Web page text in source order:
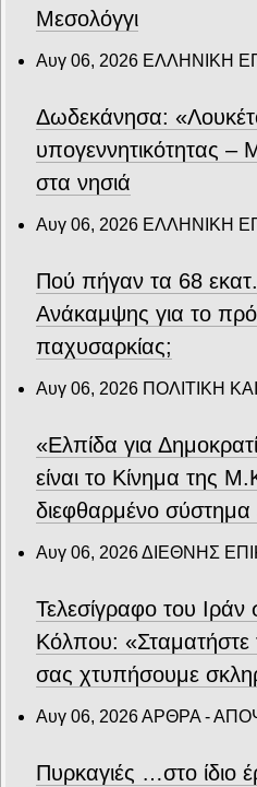
Μεσολόγγι
Αυγ 06, 2026 ΕΛΛΗΝΙΚΗ
Δωδεκάνησα:
υπογεννητικότητας –
στα νησιά
Αυγ 06, 2026 ΕΛΛΗΝΙΚΗ
Πού πήγαν τα 68
Ανάκαμψης για το
παχυσαρκίας;
Αυγ 06, 2026 ΠΟΛΙΤΙΚΗ
«Ελπίδα για
είναι το Κίνημα της
διεφθαρμένο σύστημα
Αυγ 06, 2026ΔΙΕΘΝΗΣ
Τελεσίγραφο του Ιράν
Κόλπου:
σας χτυπήσουμε
Αυγ 06, 2026ΑΡΘΡΑ -
Πυρκαγιές …στο ίδιο